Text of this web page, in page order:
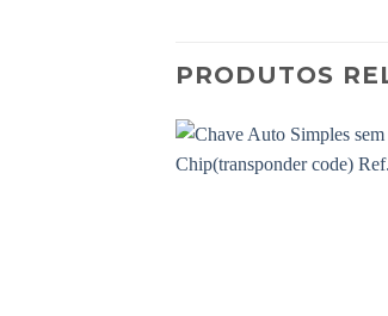
PRODUTOS